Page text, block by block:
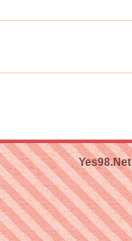
Yes98.Net